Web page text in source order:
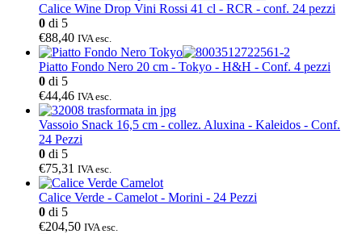
Calice Wine Drop Vini Rossi 41 cl - RCR - conf. 24 pezzi
0 di 5
€88,40 IVA esc.
Piatto Fondo Nero 20 cm - Tokyo - H&H - Conf. 4 pezzi
0 di 5
€44,46 IVA esc.
Vassoio Snack 16,5 cm - collez. Aluxina - Kaleidos - Conf.
24 Pezzi
0 di 5
€75,31 IVA esc.
Calice Verde - Camelot - Morini - 24 Pezzi
0 di 5
€204,50 IVA esc.